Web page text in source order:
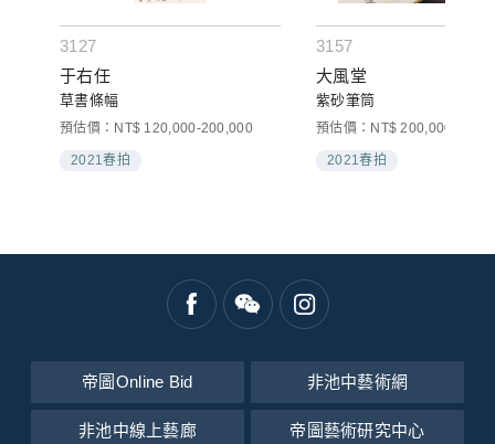
3127
于右任
草書條幅
預估價：NT$ 120,000-200,000
2021春拍
3157
大風堂
紫砂筆筒
預估價：NT$ 200,000-
2021春拍
帝圖Online Bid 非池中藝術網
非池中線上藝廊 帝圖藝術研究中心